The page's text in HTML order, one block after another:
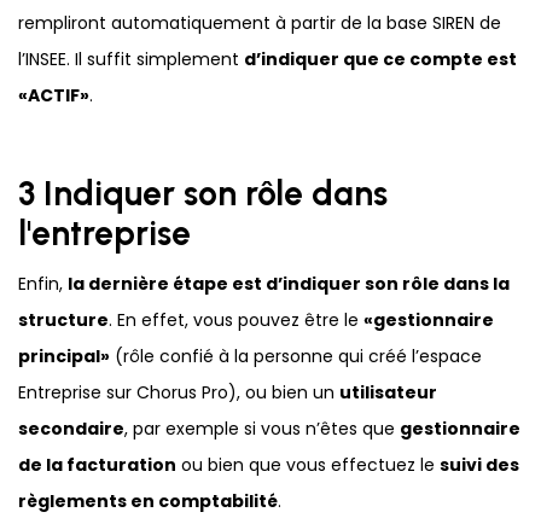
rempliront automatiquement à partir de la base SIREN de
l’INSEE. Il suffit simplement d’indiquer que ce compte est
«ACTIF».
3 Indiquer son rôle dans
l'entreprise
Enfin, la dernière étape est d’indiquer son rôle dans la
structure. En effet, vous pouvez être le «gestionnaire
principal» (rôle confié à la personne qui créé l’espace
Entreprise sur Chorus Pro), ou bien un utilisateur
secondaire, par exemple si vous n’êtes que gestionnaire
de la facturation ou bien que vous effectuez le suivi des
règlements en comptabilité.